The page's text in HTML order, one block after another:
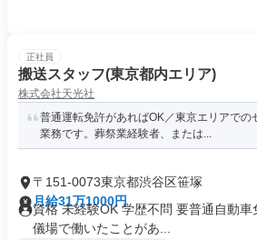
正社員
搬送スタッフ(東京都内エリア)
株式会社天光社
普通運転免許があればOK／東京エリアでの
業務です。葬祭業経験者、または...
〒151-0073東京都渋谷区笹塚
月給31万1000円
資格 未経験OK 学歴不問 要普通自動
儀場で働いたことがあ...